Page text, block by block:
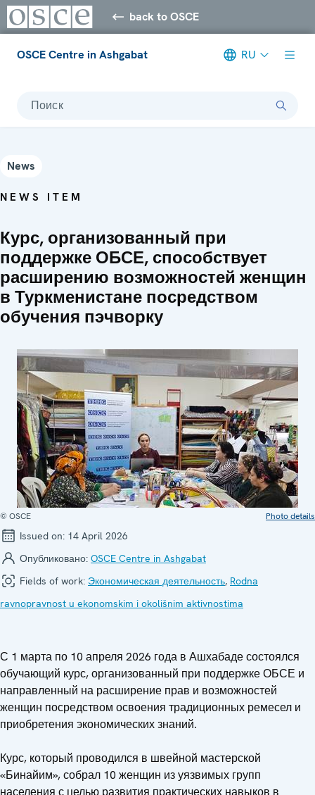
back to OSCE
OSCE Centre in Ashgabat RU
Поиск
News
NEWS ITEM
Курс, организованный при
поддержке ОБСЕ, способствует
расширению возможностей женщин
в Туркменистане посредством
обучения пэчворку
© OSCE Photo details
Issued on: 14 April 2026
Опубликовано: OSCE Centre in Ashgabat
Fields of work: Экономическая деятельность, Rodna
ravnopravnost u ekonomskim i okolišnim aktivnostima
С 1 марта по 10 апреля 2026 года в Ашхабаде состоялся
обучающий курс, организованный при поддержке ОБСЕ и
направленный на расширение прав и возможностей
женщин посредством освоения традиционных ремесел и
приобретения экономических знаний.
Курс, который проводился в швейной мастерской
«Бинайим», собрал 10 женщин из уязвимых групп
населения с целью развития практических навыков в